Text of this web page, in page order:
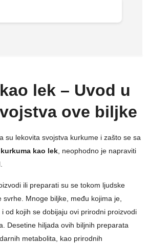
lek – Uvod u
ove biljke
su lekovita svojstva kurkume i zašto se sa
kurkuma kao lek, neophodno je napraviti
ili preparati su se tokom ljudske
svrhe. Mnoge biljke, među kojima je,
, i od kojih se dobijaju ovi prirodni proizvodi
Desetine hiljada ovih biljnih preparata
metabolita, kao prirodnih